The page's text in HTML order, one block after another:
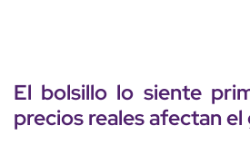
El bolsillo lo siente
precios realesafectan el